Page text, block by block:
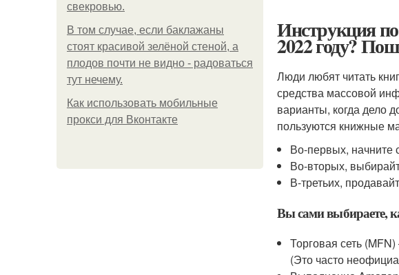
свекровью.
В том случае, если баклажаны
стоят красивой зелёной стеной, а
плодов почти не видно - радоваться
тут нечему.
Как использовать мобильные
прокси для Вконтакте
Инструкция
2022 году?
Люди любят читать
средства массовой
варианты, когда дело
пользуются книжные
Во-первых, начните
Во-вторых,
В-третьих,
Вы сами выбираете,
Торговая сеть
(Это часто